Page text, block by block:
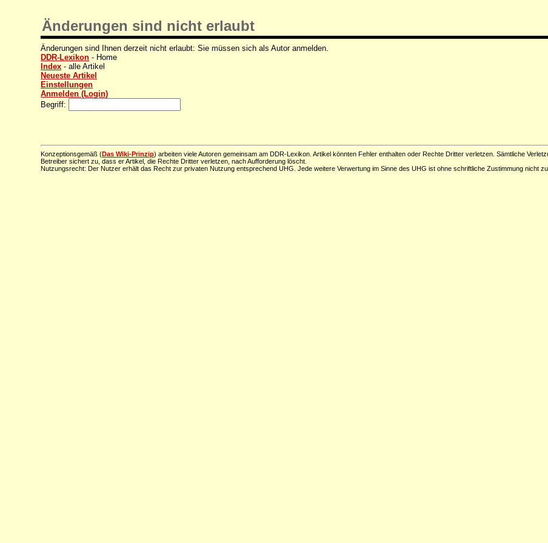
Änderungen sind nicht erlaubt
Änderungen sind Ihnen derzeit nicht erlaubt: Sie müssen sich als Autor anmelden.
DDR-Lexikon - Home
Index - alle Artikel
Neueste Artikel
Einstellungen
Anmelden (Login)
Begriff:
Konzeptionsgemäß (Das Wiki-Prinzip) arbeiten viele Autoren gemeinsam am DDR-Lexikon. Artikel könnten Fehler enthalten oder Rechte Dritter verletzen. Sämtliche
Betreiber sichert zu, dass er Artikel, die Rechte Dritter verletzen, nach Aufforderung löscht.
Nutzungsrecht: Der Nutzer erhält das Recht zur privaten Nutzung entsprechend UHG. Jede weitere Verwertung im Sinne des UHG ist ohne schriftliche Zustimmung nicht